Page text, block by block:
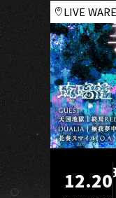
LIVE
12.20